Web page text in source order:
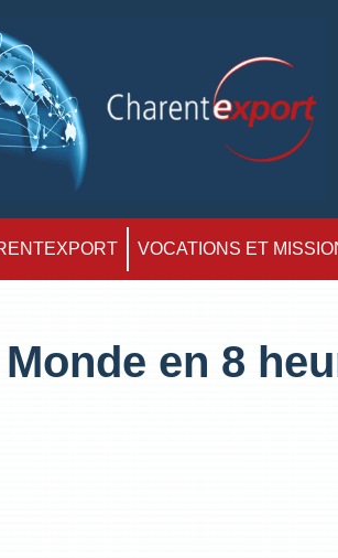
VOCATIONS ET
en 8